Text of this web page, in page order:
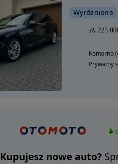
Wyróżnione
225
Komorno
Prywatny
Kupujesz nowe auto?